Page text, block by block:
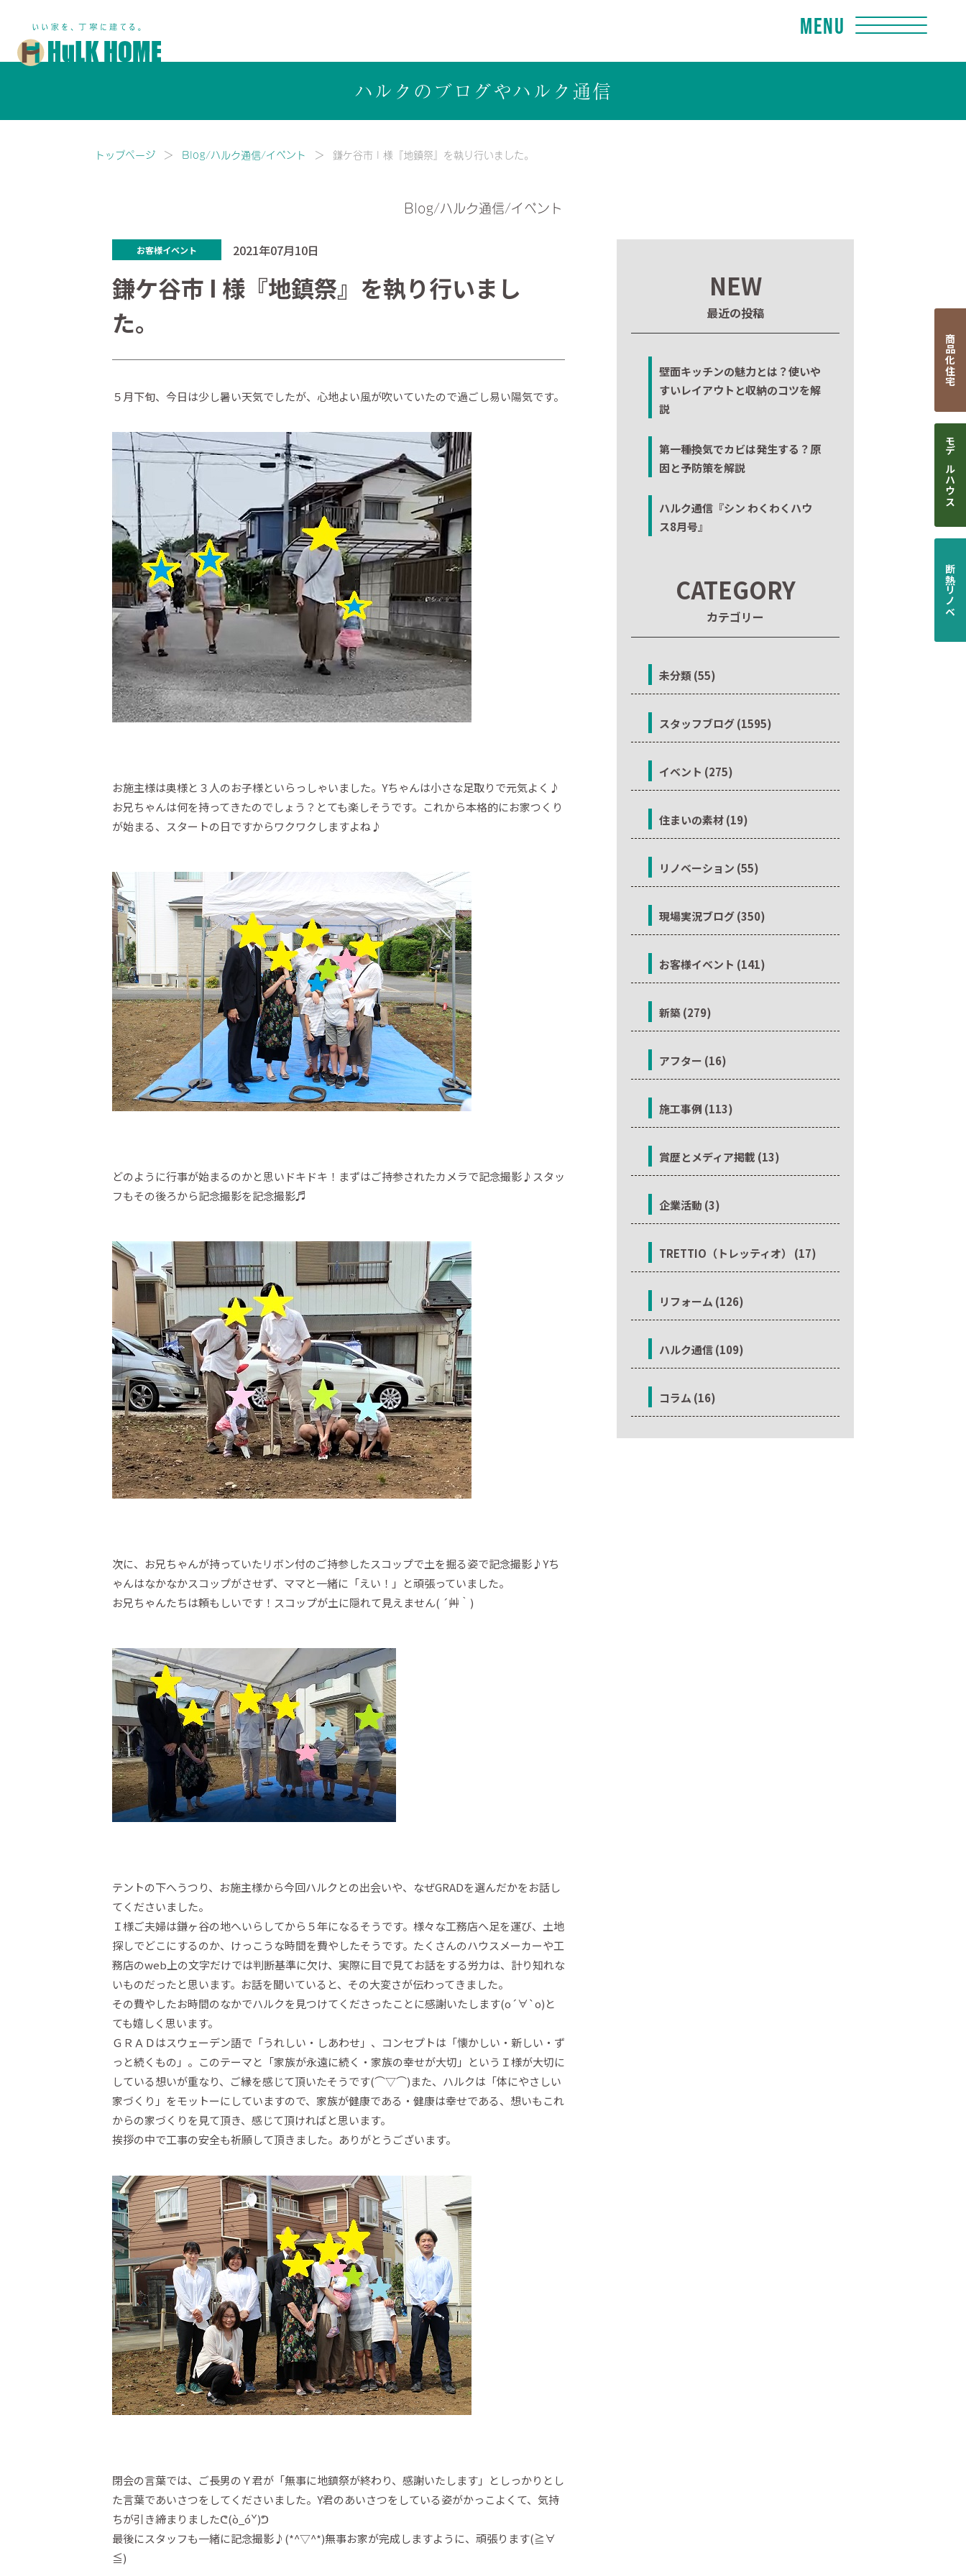
Menu
ハルクのブログやハルク通信
トップページ Blog/ハルク通信/イベント 鎌ケ谷市 I 様『地鎮祭』を執り行いました。
Blog/ハルク通信/イベント
お客様イベント 2021年07月10日
鎌ケ谷市 I 様『地鎮祭』を執り行いまし
た。
５月下旬、今日は少し暑い天気でしたが、心地よい風が吹いていたので過ごし易い陽気です。
お施主様は奥様と３人のお子様といらっしゃいました。Yちゃんは小さな足取りで元気よく♪
お兄ちゃんは何を持ってきたのでしょう？とても楽しそうです。これから本格的にお家つくり
が始まる、スタートの日ですからワクワクしますよね♪
どのように行事が始まるのかと思いドキドキ！まずはご持参されたカメラで記念撮影♪スタッ
フもその後ろから記念撮影を記念撮影♬
次に、お兄ちゃんが持っていたリボン付のご持参したスコップで土を掘る姿で記念撮影♪Yち
ゃんはなかなかスコップがさせず、ママと一緒に「えい！」と頑張っていました。
お兄ちゃんたちは頼もしいです！スコップが土に隠れて見えません( ´艸｀)
テントの下へうつり、お施主様から今回ハルクとの出会いや、なぜGRADを選んだかをお話し
てくださいました。
Ｉ様ご夫婦は鎌ヶ谷の地へいらしてから５年になるそうです。様々な工務店へ足を運び、土地
探しでどこにするのか、けっこうな時間を費やしたそうです。たくさんのハウスメーカーや工
務店のweb上の文字だけでは判断基準に欠け、実際に目で見てお話をする労力は、計り知れな
いものだったと思います。お話を聞いていると、その大変さが伝わってきました。
その費やしたお時間のなかでハルクを見つけてくださったことに感謝いたします(о´∀`о)と
ても嬉しく思います。
ＧＲＡＤはスウェーデン語で「うれしい・しあわせ」、コンセプトは「懐かしい・新しい・ず
っと続くもの」。このテーマと「家族が永遠に続く・家族の幸せが大切」というＩ様が大切に
している想いが重なり、ご縁を感じて頂いたそうです(⌒▽⌒)また、ハルクは「体にやさしい
家づくり」をモットーにしていますので、家族が健康である・健康は幸せである、想いもこれ
からの家づくりを見て頂き、感じて頂ければと思います。
挨拶の中で工事の安全も祈願して頂きました。ありがとうございます。
閉会の言葉では、ご長男のＹ君が「無事に地鎮祭が終わり、感謝いたします」としっかりとし
た言葉であいさつをしてくださいました。Y君のあいさつをしている姿がかっこよくて、気持
ちが引き締まりましたᕦ(ò_óˇ)ᕤ
最後にスタッフも一緒に記念撮影♪(*^▽^*)無事お家が完成しますように、頑張ります(≧∀
≦)
NEW
最近の投稿
壁面キッチンの魅力とは？使いや
すいレイアウトと収納のコツを解
説
第一種換気でカビは発生する？原
因と予防策を解説
ハルク通信『シン わくわくハウ
ス8月号』
CATEGORY
カテゴリー
未分類 (55)
スタッフブログ (1595)
イベント (275)
住まいの素材 (19)
リノベーション (55)
現場実況ブログ (350)
お客様イベント (141)
新築 (279)
アフター (16)
施工事例 (113)
賞歴とメディア掲載 (13)
企業活動 (3)
TRETTIO（トレッティオ） (17)
リフォーム (126)
ハルク通信 (109)
コラム (16)
商品化住宅
モデルハウス
断熱リノベ